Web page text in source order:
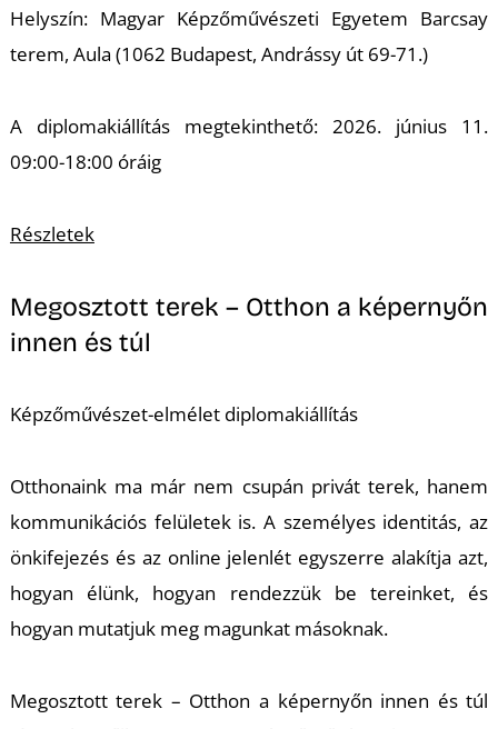
Helyszín: Magyar Képzőművészeti Egyetem Barcsay
terem, Aula (1062 Budapest, Andrássy út 69-71.)
A diplomakiállítás megtekinthető: 2026. június 11.
09:00-18:00 óráig
Részletek
Megosztott terek – Otthon a képernyőn
innen és túl
Képzőművészet-elmélet diplomakiállítás
Otthonaink ma már nem csupán privát terek, hanem
kommunikációs felületek is. A személyes identitás, az
önkifejezés és az online jelenlét egyszerre alakítja azt,
hogyan élünk, hogyan rendezzük be tereinket, és
hogyan mutatjuk meg magunkat másoknak.
Megosztott terek – Otthon a képernyőn innen és túl